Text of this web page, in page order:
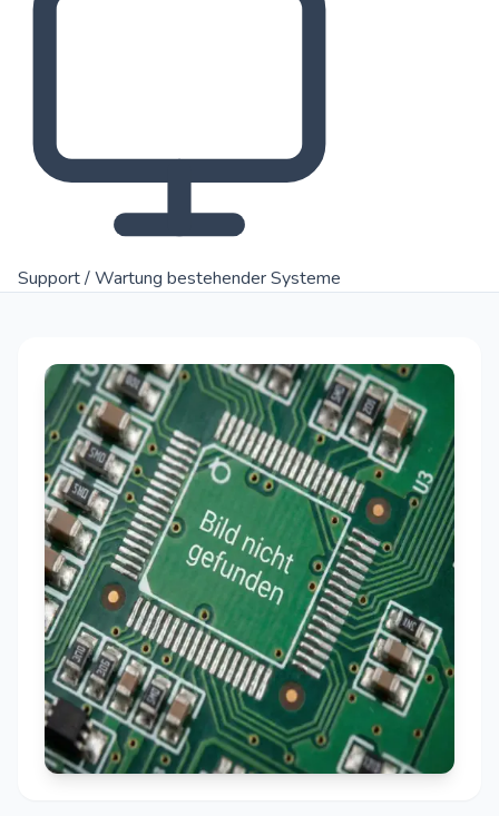
Support / Wartung bestehender Systeme